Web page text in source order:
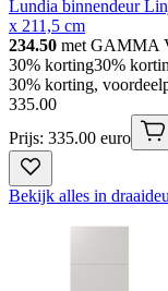
Lundia binnendeur
x 211,5 cm
234.50 met GAMMA
30% korting30%
30% korting,
335.00
Prijs: 335.00 euro
Bekijk alles in